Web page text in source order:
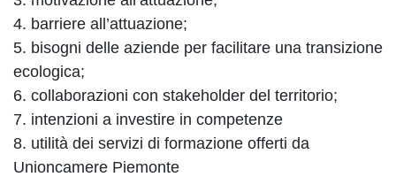
4. barriere all’attuazione;
5. bisogni delle aziende per facilitare una transizione
ecologica;
6. collaborazioni con stakeholder del territorio;
7. intenzioni a investire in competenze
8. utilità dei servizi di formazione offerti da
Unioncamere Piemonte